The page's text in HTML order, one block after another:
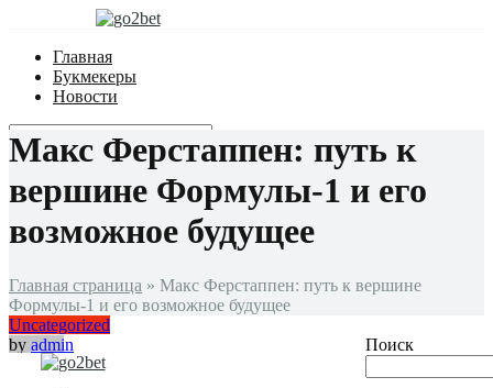
Главная
Букмекеры
Новости
Макс Ферстаппен: путь к
вершине Формулы-1 и его
возможное будущее
Главная страница » Макс Ферстаппен: путь к вершине
Формулы-1 и его возможное будущее
Uncategorized
by admin
20.01.2025 0 160
Поиск